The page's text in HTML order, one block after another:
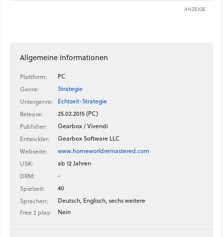
ANZEIGE
Allgemeine Informationen
Plattform:
PC
Genre:
Strategie
Untergenre:
Echtzeit-Strategie
Release:
25.02.2015 (PC)
Publisher:
Gearbox / Vivendi
Entwickler:
Gearbox Software LLC
Webseite:
www.homeworldremastered.com
USK:
ab 12 Jahren
DRM:
-
Spielzeit:
40
Sprachen:
Deutsch, Englisch, sechs weitere
Free 2 play:
Nein